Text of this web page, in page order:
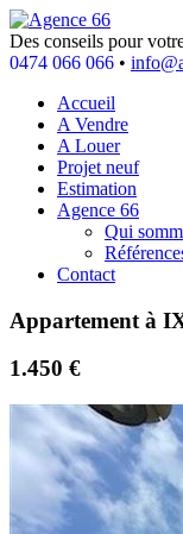
Des conseils pour
0474 066 066 •
Accueil
A Vendre
A Louer
Projet neuf
Estimation
Agence 66
Qui
Contact
Appartement à
1.450 €